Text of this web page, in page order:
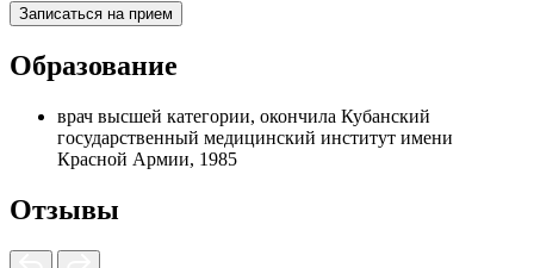
Записаться на прием
Образование
врач высшей категории, окончила Кубанский
государственный медицинский институт имени
Красной Армии, 1985
Отзывы